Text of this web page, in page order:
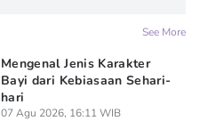
See More
Mengenal Jenis Karakter
Bayi dari Kebiasaan Sehari-
hari
07 Agu 2026, 16:11 WIB